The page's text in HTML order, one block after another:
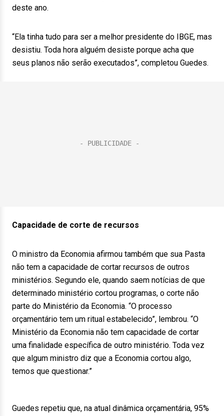
deste ano.
“Ela tinha tudo para ser a melhor presidente do IBGE, mas
desistiu. Toda hora alguém desiste porque acha que
seus planos não serão executados”, completou Guedes.
Capacidade de corte de recursos
O ministro da Economia afirmou também que sua Pasta
não tem a capacidade de cortar recursos de outros
ministérios. Segundo ele, quando saem notícias de que
determinado ministério cortou programas, o corte não
parte do Ministério da Economia. “O processo
orçamentário tem um ritual estabelecido”, lembrou. “O
Ministério da Economia não tem capacidade de cortar
uma finalidade específica de outro ministério. Toda vez
que algum ministro diz que a Economia cortou algo,
temos que questionar.”
Guedes repetiu que, na atual dinâmica orçamentária, 95%